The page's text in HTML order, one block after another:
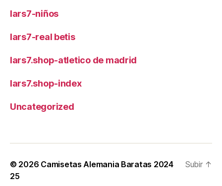
lars7-niños
lars7-real betis
lars7.shop-atletico de madrid
lars7.shop-index
Uncategorized
© 2026 Camisetas Alemania Baratas 2024
25
Subir ↑